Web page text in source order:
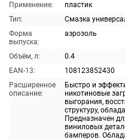
Применение:
пластик
Тип:
Смазка
Форма
выпуска:
аэрозоль
Объём, л:
0.4
EAN-13:
108123852430
Расширенное
описание:
Быстро и
никотиновые
выгорания,
структуру,
Предназначен
виниловых
бамперов.